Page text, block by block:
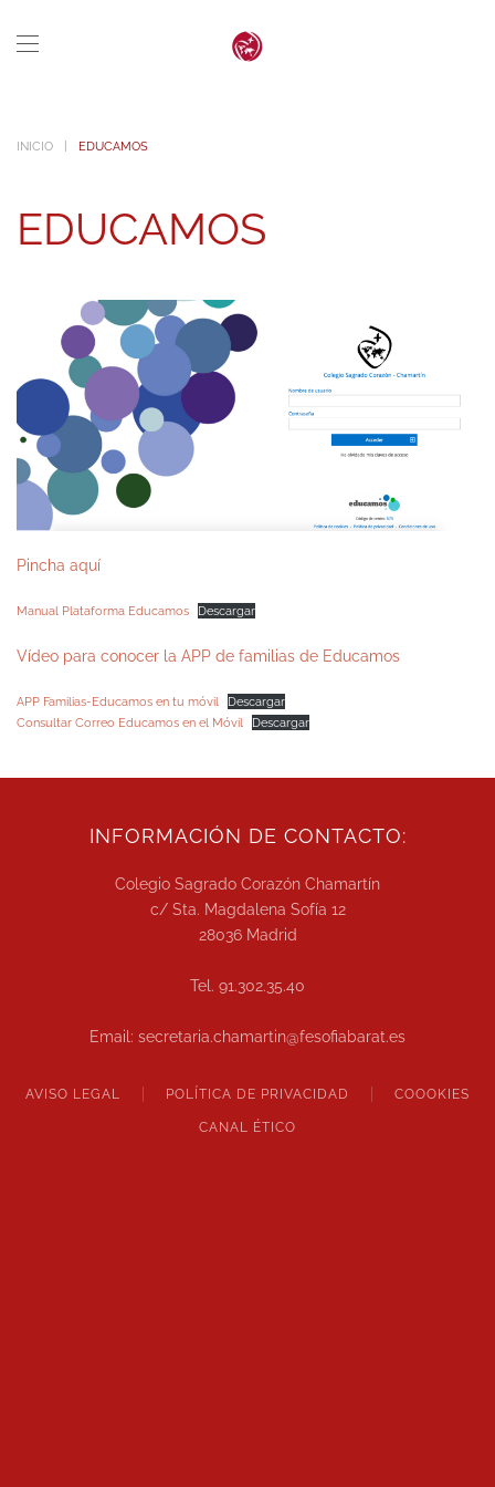
INICIO EDUCAMOS
EDUCAMOS
Pincha aquí
Manual Plataforma Educamos Descargar
Vídeo para conocer la APP de familias de Educamos
APP Familias-Educamos en tu móvil
Descargar
Consultar Correo Educamos en el Móvil
Descargar
INFORMACIÓN DE CONTACTO:
Colegio Sagrado Corazón Chamartín
c/ Sta. Magdalena Sofía 12
28036 Madrid
Tel. 91.302.35.40
Email: secretaria.chamartin@fesofiabarat.es
AVISO LEGAL POLÍTICA DE PRIVACIDAD COOOKIES
CANAL ÉTICO